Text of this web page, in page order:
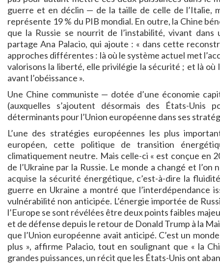
guerre et en déclin — de la taille de celle de l’Italie,
représente 19 % du PIB mondial. En outre, la Chine
que la Russie se nourrit de l’instabilité, vivant
partage Ana Palacio, qui ajoute : « dans cette
approches différentes : là où le système actuel met
valorisons la liberté, elle privilégie la sécurité ; et là
avant l’obéissance ».
Une Chine communiste — dotée d’une économie
(auxquelles s’ajoutent désormais des États-Unis
déterminants pour l’Union européenne dans ses
L’une des stratégies européennes les plus
européen, cette politique de transition
climatiquement neutre. Mais celle-ci « est conçue en
de l’Ukraine par la Russie. Le monde a changé et
acquise la sécurité énergétique, c’est-à-dire la
guerre en Ukraine a montré que l’interdépendance
vulnérabilité non anticipée. L’énergie importée de
l’Europe se sont révélées être deux points faibles
et de défense depuis le retour de Donald Trump à la
que l’Union européenne avait anticipé. C’est un
plus », affirme Palacio, tout en soulignant que « la
grandes puissances, un récit que les États-Unis ont